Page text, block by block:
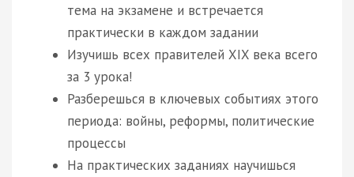
тема на экзамене и встречается
практически в каждом задании
Изучишь всех правителей XIX века всего
за 3 урока!
Разберешься в ключевых событиях этого
периода: войны, реформы, политические
процессы
На практических заданиях научишься